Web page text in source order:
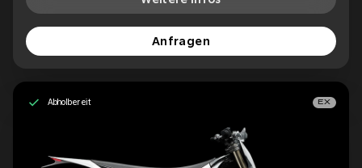
Anfragen
Abholbereit EX